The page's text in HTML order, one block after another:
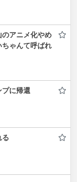
のアニメ化やめ
ゃんて呼ばれ
プに帰還
る